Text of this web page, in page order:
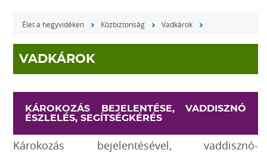
Élet a hegyvidéken Közbiztonság Vadkárok
VADKÁROK
KÁROKOZÁS BEJELENTÉSE, VADDISZNÓ
ÉSZLELÉS, SEGÍTSÉGKÉRÉS
Károkozás bejelentésével, vaddisznó-